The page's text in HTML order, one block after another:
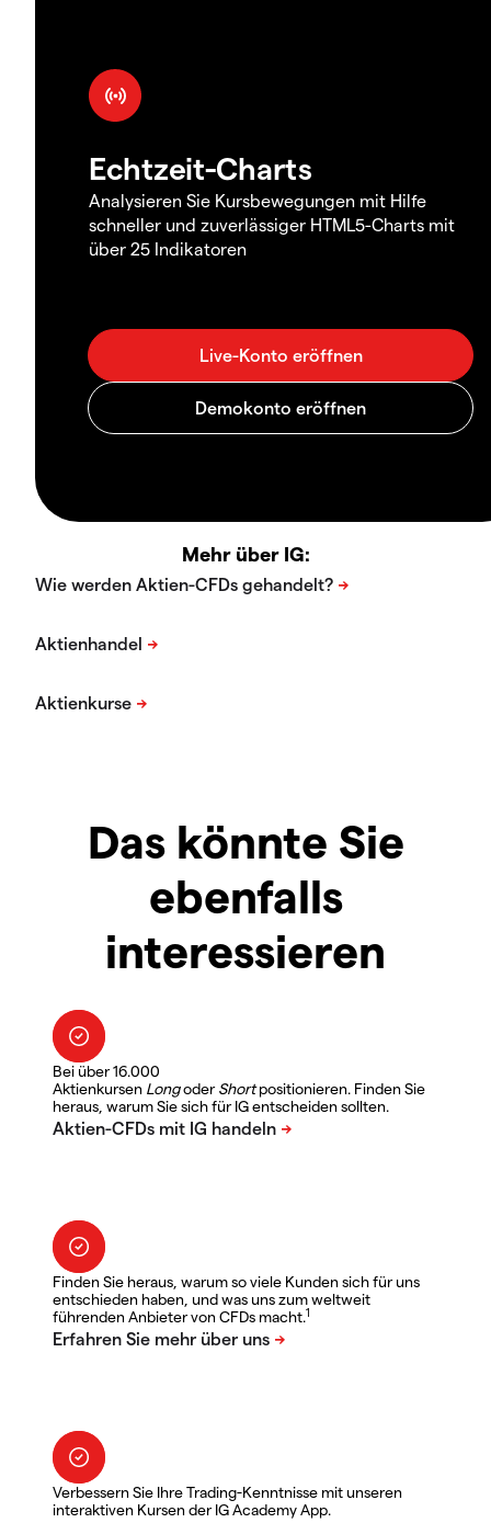
Echtzeit-Charts
Analysieren Sie Kursbewegungen mit Hilfe
schneller und zuverlässiger HTML5-Charts mit
über 25 Indikatoren
Mehr über IG:
Das könnte Sie
ebenfalls
interessieren
Bei über 16.000
Aktienkursen LongoderShortpositionieren. Finden Sie
heraus, warum Sie sich für IG entscheiden sollten.
Finden Sie heraus, warum so viele Kunden sich für uns
entschieden haben, und was uns zum weltweit
führenden Anbieter von CFDs macht.1
Verbessern Sie Ihre Trading-Kenntnisse mit unseren
interaktiven Kursen der IG Academy App.